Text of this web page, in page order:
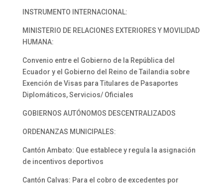
INSTRUMENTO INTERNACIONAL:
MINISTERIO DE RELACIONES EXTERIORES Y MOVILIDAD
HUMANA:
Convenio entre el Gobierno de la República del
Ecuador y el Gobierno del Reino de Tailandia sobre
Exención de Visas para Titulares de Pasaportes
Diplomáticos, Servicios/ Oficiales
GOBIERNOS AUTÓNOMOS DESCENTRALIZADOS
ORDENANZAS MUNICIPALES:
Cantón Ambato: Que establece y regula la asignación
de incentivos deportivos
Cantón Calvas: Para el cobro de excedentes por